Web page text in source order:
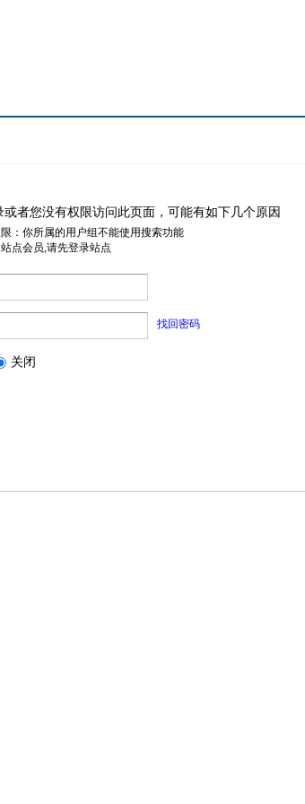
或者您没有权限访问此页面，可能有如下几个原因
：你所属的用户组不能使用搜索功能
点会员,请先登录站点
找回密码
关闭